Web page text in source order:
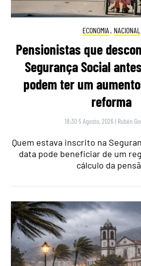
ECONOMIA , NACIONAL
Pensionistas que
Segurança Social
podem ter um
reforma
18:30 5 Agosto, 2026 | Rubén
Quem estava inscrito na
data pode beneficiar de um
cálculo da